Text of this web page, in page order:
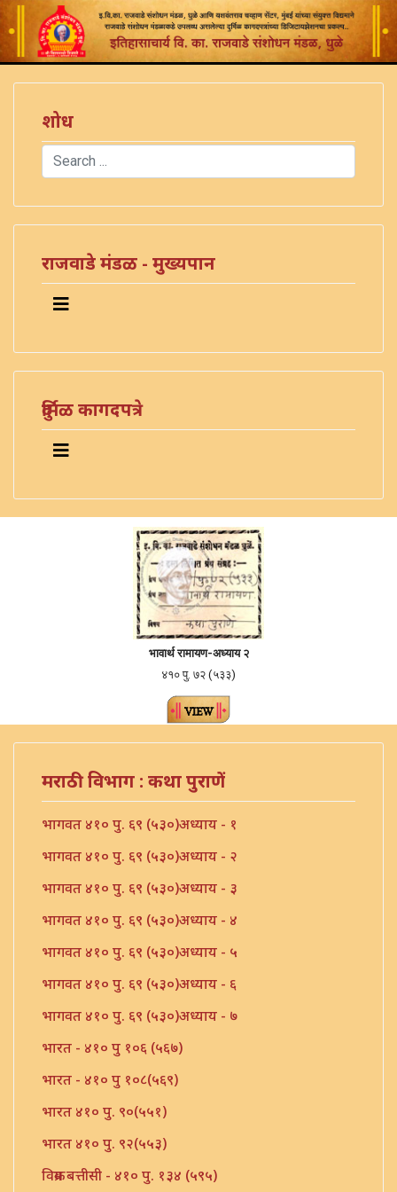
शोध
Search
राजवाडे मंडळ - मुख्यपान
दुर्मिळ कागदपत्रे
भावार्थ रामायण-अध्याय २
४१० पु. ७२ (५३३)
मराठी विभाग : कथा पुराणें
भागवत ४१० पु. ६९ (५३०)अध्याय - १
भागवत ४१० पु. ६९ (५३०)अध्याय - २
भागवत ४१० पु. ६९ (५३०)अध्याय - ३
भागवत ४१० पु. ६९ (५३०)अध्याय - ४
भागवत ४१० पु. ६९ (५३०)अध्याय - ५
भागवत ४१० पु. ६९ (५३०)अध्याय - ६
भागवत ४१० पु. ६९ (५३०)अध्याय - ७
भारत - ४१० पु १०६ (५६७)
भारत - ४१० पु १०८(५६९)
भारत ४१० पु. ९०(५५१)
भारत ४१० पु. ९२(५५३)
विक्रम बत्तीसी - ४१० पु. १३४ (५९५)